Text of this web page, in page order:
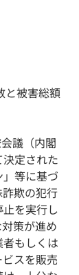
と被害総額
議（内閣
定された
」等に基づ
欺の犯⾏
を実⾏し
策が進め
もしくは
スを販売